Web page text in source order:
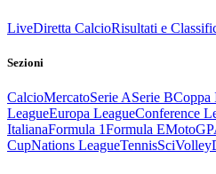
LiveDiretta CalcioRisultati e
Sezioni
CalcioMercatoSerie ASerie BCoppa
LeagueEuropa LeagueConference
ItalianaFormula 1Formula EMotoGP
CupNations LeagueTennisSciVolley